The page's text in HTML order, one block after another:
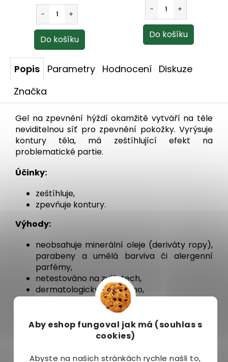
Aby eshop fungoval jak má (souhlas s
cookies)
Abyste na našich stránkách rychle našli to,
Popis Parametry Hodnocení Diskuze
Značka
Gel na zpevnění hýždí okamžitě vytváří na těle
neviditelnou síť pro zpevnění pokožky. Vyrýsuje
kontury těla, má zeštíhlující efekt na
problematické partie.
Účinky:
zeštíhluje,
zpevňuje kontury.
Výhody:
neobsahuje minerální oleje (deriváty ropy),
parabeny a umělá barviva či alergenní
parfémy,
netestováno na zvířatech,
dermatologicky testováno,
100% přírodní složení – nezatěžuje tělo
chemickými látkami.
Jak používat:
Naneste na hýždě a rozetřete pomocí jemných
krouživých pohybů. Masírujte pokožku směrem